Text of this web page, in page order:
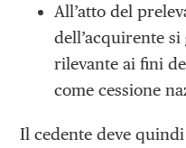
All’atto del
dell’acquirente si
rilevante ai fini
come cessione
Il cedente deve